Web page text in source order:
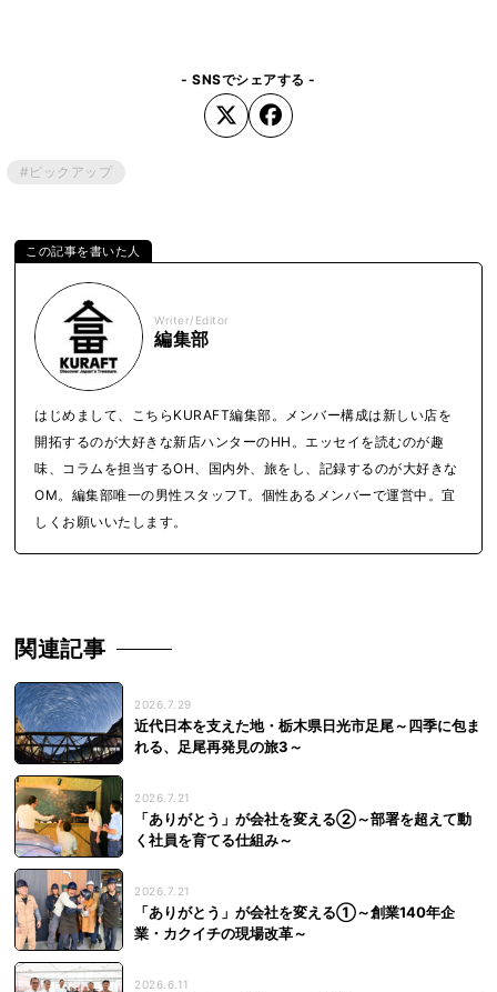
- SNSでシェアする -
#ピックアップ
Writer/Editor
編集部
はじめまして、こちらKURAFT編集部。メンバー構成は新しい店を
開拓するのが大好きな新店ハンターのHH。エッセイを読むのが趣
味、コラムを担当するOH、国内外、旅をし、記録するのが大好きな
OM。編集部唯一の男性スタッフT。個性あるメンバーで運営中。宜
しくお願いいたします。
関連記事
2026.7.29
近代日本を支えた地・栃木県日光市足尾～四季に包ま
れる、足尾再発見の旅3～
2026.7.21
「ありがとう」が会社を変える②～部署を超えて動
く社員を育てる仕組み～
2026.7.21
「ありがとう」が会社を変える①～創業140年企
業・カクイチの現場改革～
2026.6.11